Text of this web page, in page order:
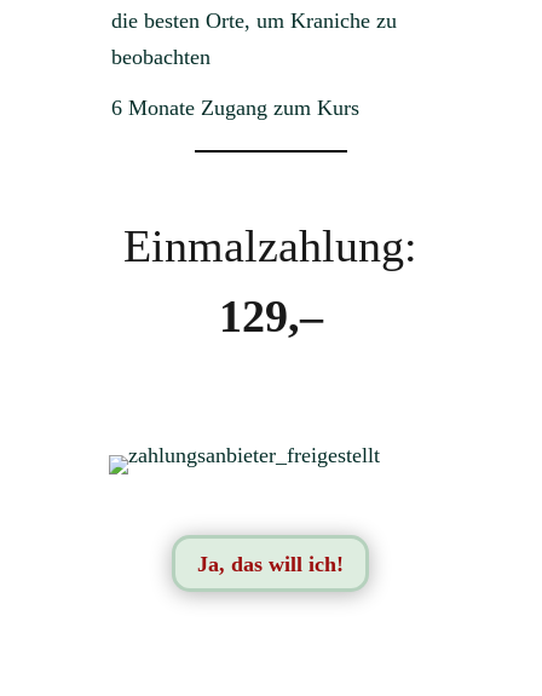
die besten Orte, um Kraniche zu
beobachten
6 Monate Zugang zum Kurs
Einmalzahlung:
129,–
Ja, das will ich!